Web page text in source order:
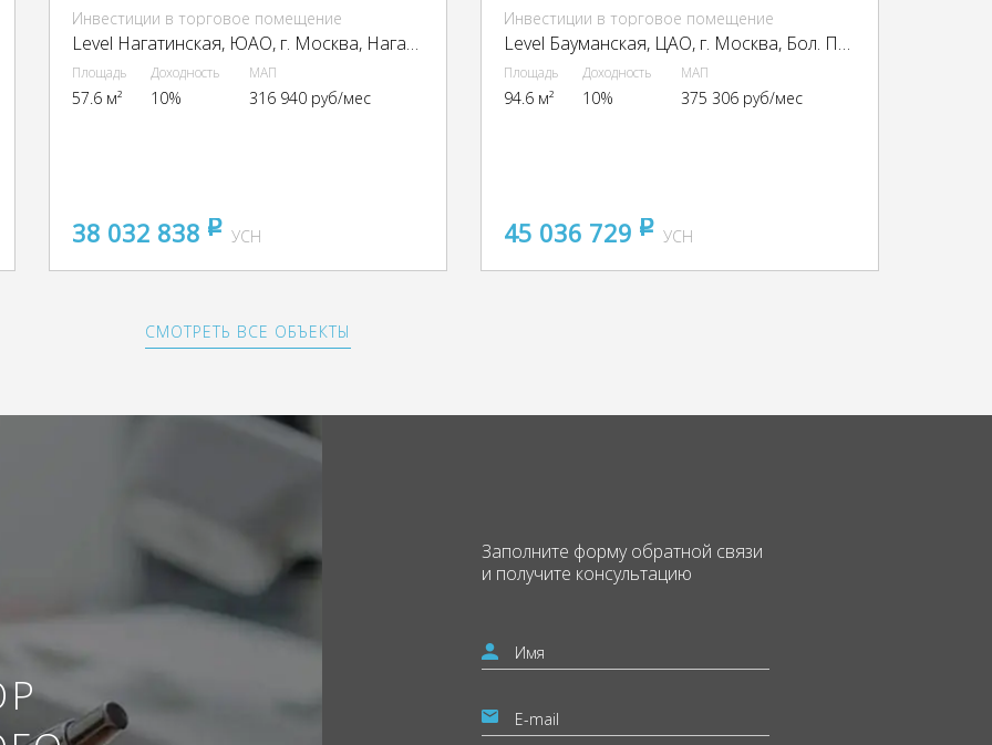
Инвестиции в торговое помещение
Level Нагатинская, ЮАО, г. Москва, Нагатинская наб., 10А
Площадь
57.6 м²
Доходность
10%
МАП
316 940 руб/мес
38 032 838 pуб
УСН
Инвестиции в торговое помещение
Level Бауманская, ЦАО, г. Москва, Бол. Почтовая ул., 18 стр. 3
Площадь
94.6 м²
Доходность
10%
МАП
375 306 руб/мес
45 036 729 pуб
УСН
СМОТРЕТЬ ВСЕ ОБЪЕКТЫ
Заполните формуобратной связи
и получите консультацию